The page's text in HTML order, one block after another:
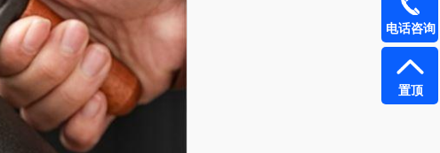
电话咨询
置顶